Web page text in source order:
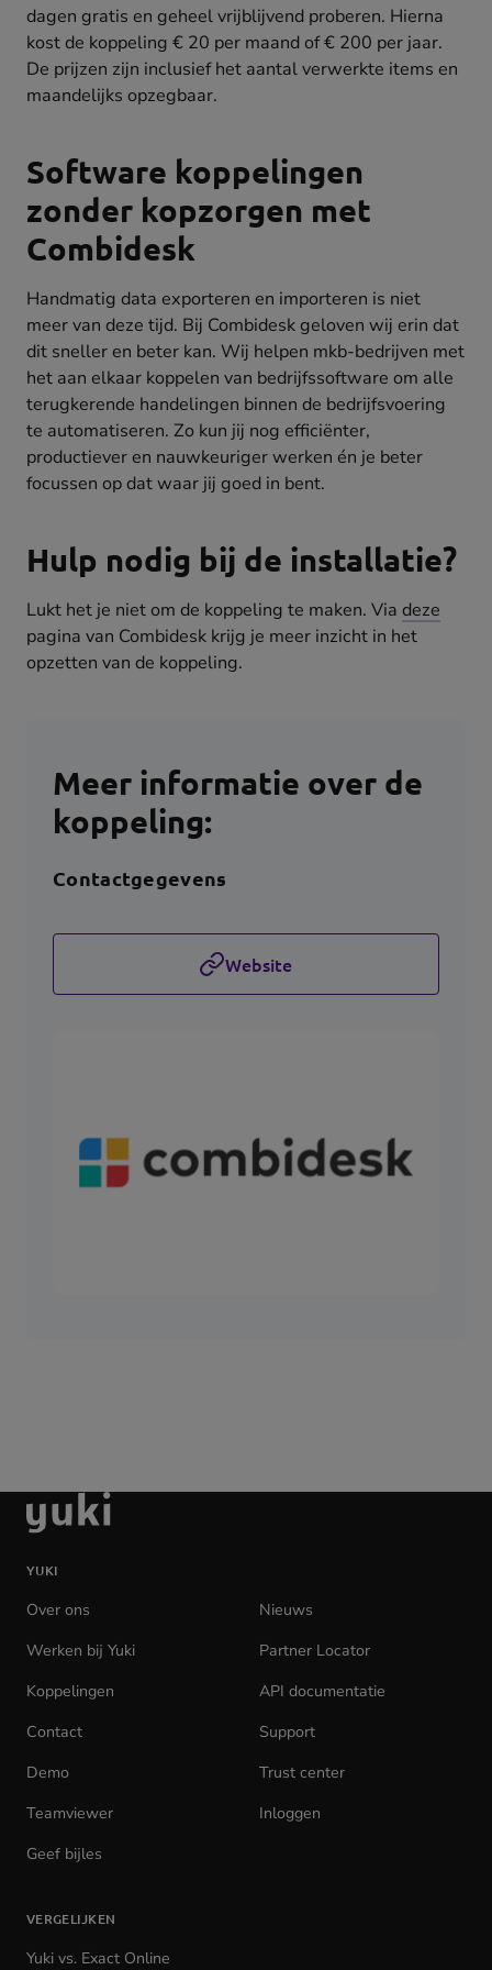
dagen gratis en geheel vrijblijvend proberen. Hierna
kost de koppeling € 20 per maand of € 200 per jaar.
De prijzen zijn inclusief het aantal verwerkte items en
maandelijks opzegbaar.
Software koppelingen
zonder kopzorgen met
Combidesk
Handmatig data exporteren en importeren is niet
meer van deze tijd. Bij Combidesk geloven wij erin dat
dit sneller en beter kan. Wij helpen mkb-bedrijven met
het aan elkaar koppelen van bedrijfssoftware om alle
terugkerende handelingen binnen de bedrijfsvoering
te automatiseren. Zo kun jij nog efficiënter,
productiever en nauwkeuriger werken én je beter
focussen op dat waar jij goed in bent.
Hulp nodig bij de installatie?
Lukt het je niet om de koppeling te maken. Via deze
pagina van Combidesk krijg je meer inzicht in het
opzetten van de koppeling.
Meer informatie over de
koppeling:
Contactgegevens
Website
Ga
naar
homepage
YUKI
Over ons
Nieuws
Werken bij Yuki
Partner Locator
Koppelingen
API documentatie
Contact
Support
Demo
Trust center
Teamviewer
Inloggen
Geef bijles
VERGELIJKEN
Yuki vs. Exact Online